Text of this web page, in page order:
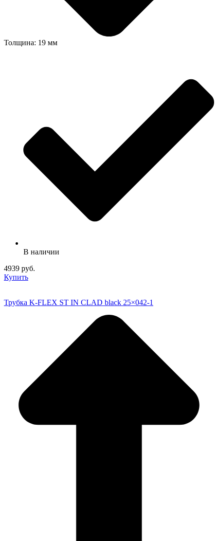
Толщина: 19 мм
В наличии
4939 руб.
Купить
Трубка K-FLEX ST IN CLAD black 25×042-1